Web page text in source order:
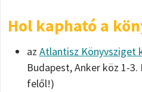
Hol kapható a
az Atlantisz Könyvsziget
Budapest, Anker köz 1-
felől!)